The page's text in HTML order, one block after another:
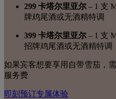
299 卡塔尔里亚尔 – 1 支
牌鸡尾酒或无酒精特调
399 卡塔尔里亚尔 – 1 支
招牌鸡尾酒或无酒精特调
如果宾客想要享用自带雪茄，
服务费
即刻预订专属体验